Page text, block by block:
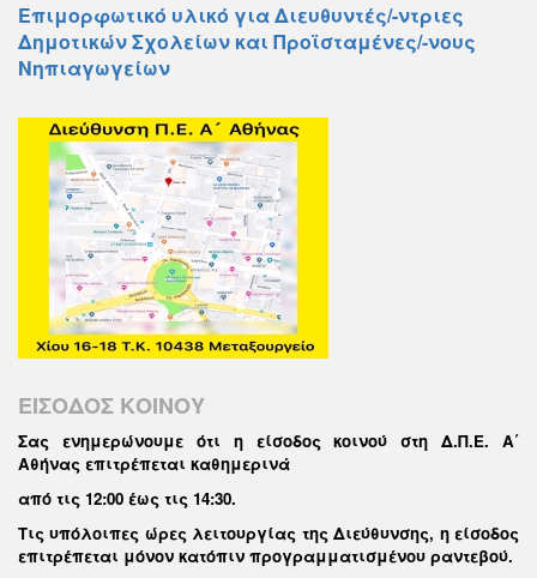
Επιμορφωτικό υλικό για Διευθυντές/-ντριες
Δημοτικών Σχολείων και Προϊσταμένες/-νους
Νηπιαγωγείων
ΕΙΣΟΔΟΣ ΚΟΙΝΟΥ
Σας ενημερώνουμε ότι η είσοδος κοινού στη Δ.Π.Ε. Α΄
Αθήνας επιτρέπεται καθημερινά
από τις 12:00 έως τις 14:30.
Τις υπόλοιπες ώρες λειτουργίας της Διεύθυνσης, η είσοδος
επιτρέπεται μόνον κατόπιν προγραμματισμένου ραντεβού.